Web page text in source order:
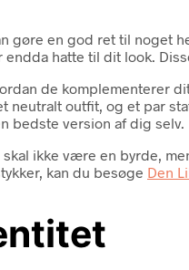
gøre en god ret til noget
hatte til dit look.
de komplementerer
neutralt outfit, og et par
bedste version af dig selv.
ikke være en byrde,
kan du besøge Den